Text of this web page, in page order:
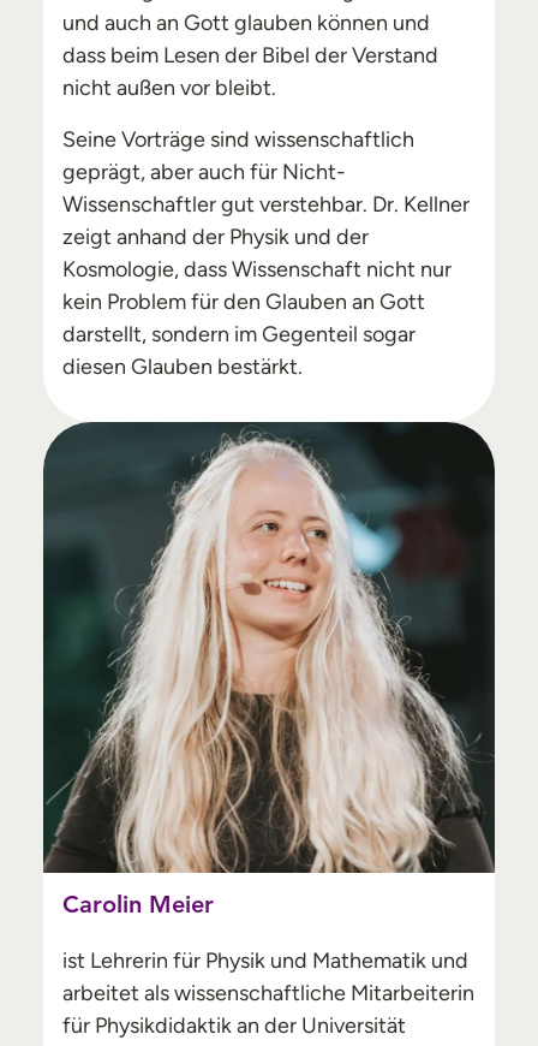
und auch an Gott glauben können und
dass beim Lesen der Bibel der Verstand
nicht außen vor bleibt.
Seine Vorträge sind wissenschaftlich
geprägt, aber auch für Nicht-
Wissenschaftler gut verstehbar. Dr. Kellner
zeigt anhand der Physik und der
Kosmologie, dass Wissenschaft nicht nur
kein Problem für den Glauben an Gott
darstellt, sondern im Gegenteil sogar
diesen Glauben bestärkt.
Carolin Meier
ist Lehrerin für Physik und Mathematik und
arbeitet als wissenschaftliche Mitarbeiterin
für Physikdidaktik an der Universität